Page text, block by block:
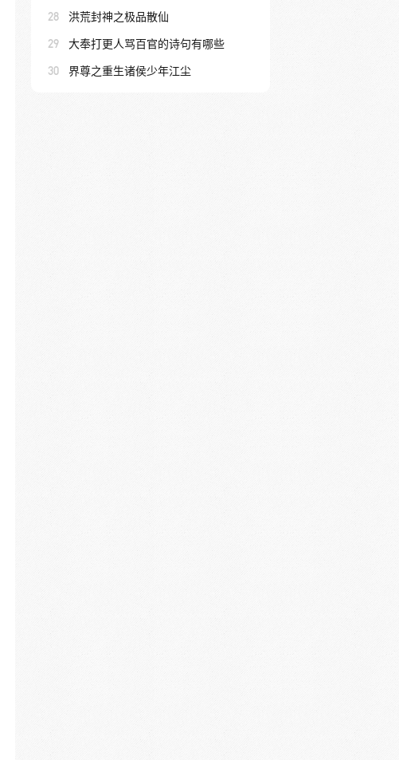
28 洪荒封神之极品散仙
29 大奉打更人骂百官的诗句有哪些
30 界尊之重生诸侯少年江尘